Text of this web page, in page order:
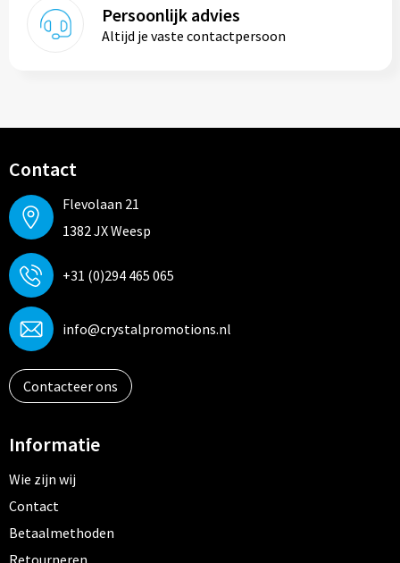
Persoonlijk advies
Altijd je vaste contactpersoon
Contact
Flevolaan 21
1382 JX Weesp
+31 (0)294 465 065
info@crystalpromotions.nl
Contacteer ons
Informatie
Wie zijn wij
Contact
Betaalmethoden
Retourneren